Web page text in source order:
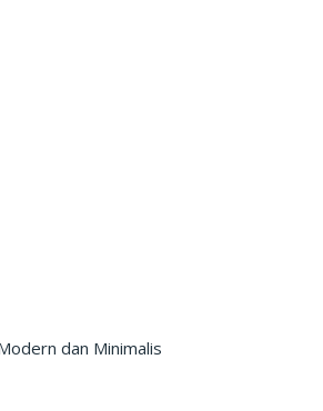
dan Minimalis